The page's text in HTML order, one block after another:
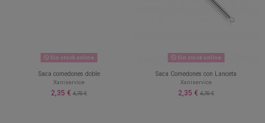
Sin stock online
Saca comedones doble
Xaniservice
2,35 € 4,70 €
Sin stock online
Saca Comedones con Lanceta
Xaniservice
2,35 € 4,70 €